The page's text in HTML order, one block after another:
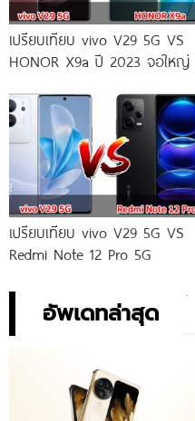
เปรียบเทียบ vivo V29 5G VS
HONOR X9a ปี 2023 จอใหญ่
เปรียบเทียบ vivo V29 5G VS
Redmi Note 12 Pro 5G
อัพเดทล่าสุด